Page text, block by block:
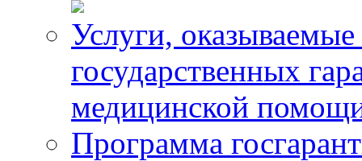
Услуги,
государственных
медицинской
Программа